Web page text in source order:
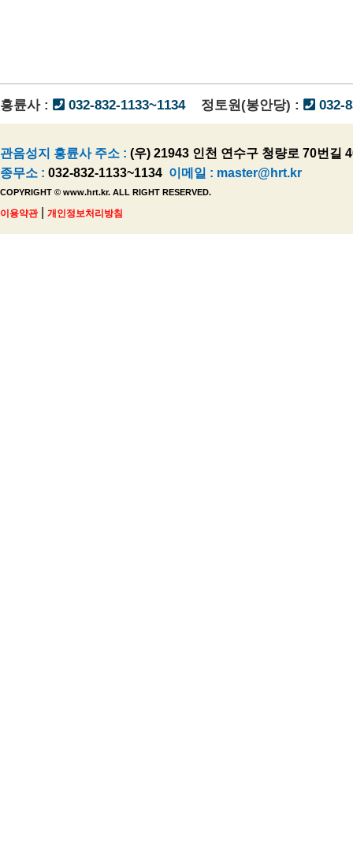
흥륜사 : 032-832-1133~1134정토원(봉안당) : 032-
관음성지 흥륜사 주소 : (우) 21943 인천 연수구 청량로 70번길
종무소 : 032-832-1133~1134 이메일 : master@hrt.kr
COPYRIGHT © www.hrt.kr. ALL RIGHT RESERVED.
이용약관| 개인정보처리방침